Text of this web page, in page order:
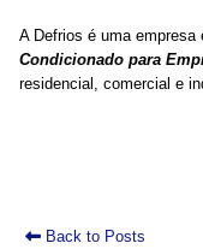
A Defrios é uma empresa
Condicionado para
residencial, comercial e
Back to Posts